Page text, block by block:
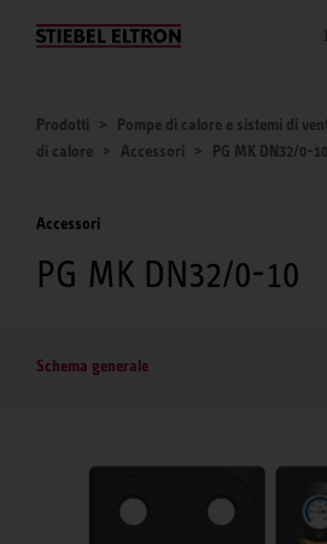
Azienda
Prodotti Pompe di calore e sistemi di
di calore
Accessori PG MK DN32/0-10
Accessori
PG MK DN32/0-10
Schema generale